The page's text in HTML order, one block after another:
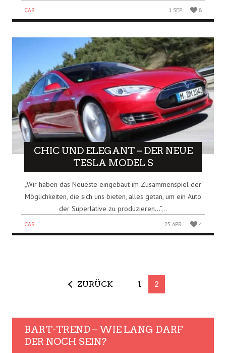
CAR 1 SEP. 8
CHIC UND ELEGANT – DER NEUE
TESLA MODEL S
„Wir haben das Neueste eingebaut im Zusammenspiel der
Möglichkeiten, die sich uns bieten, alles getan, um ein Auto
der Superlative zu produzieren…“,..
CAR 25 APR. 4
ZURÜCK 1 2
BART-TREND – WIE LANG DARF
DER NOCH SEIN?